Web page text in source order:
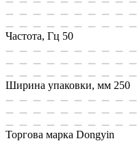
Частота, Гц 50
Ширина упаковки, мм 250
Торгова марка Dongyin